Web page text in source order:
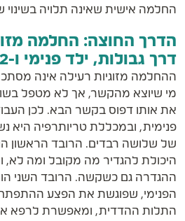
החלמה אישית שאינה תלויה
הדרך החוצה: החלמה
דרך גבולות, ילד פנימי ו-12 הצעדים
ההחלמה מזוגיות רעילה אינה
מי שיוצא מהקשר, אך לא מטפל
את אותו דפוס בקשר הבא. לכן
פנימית, ובמכללת טריותרפיה היא
של שלושה רבדים. הרובד הראשון
היכולת להגדיר מה מקובל ומה לא,
ההגדרה גם כשקשה. הרובד השני
הפנימי, שפוגשת את הפצע
התלות ההדדית, ומאפשרת לרפא